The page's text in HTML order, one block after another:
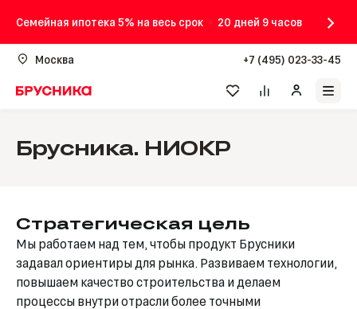
Семейная ипотека 5% на весь срок 20 дней 9 часов
Москва +7 (495) 023-33-45
Брусника. НИОКР
Стратегическая цель
Мы работаем над тем, чтобы продукт Брусники
задавал ориентиры для рынка. Развиваем технологии,
повышаем качество строительства и делаем
процессы внутри отрасли более точными